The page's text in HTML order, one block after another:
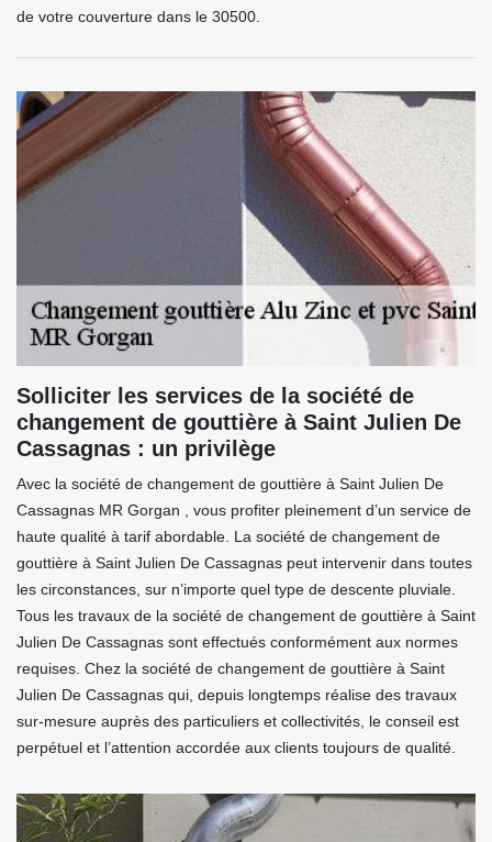
de votre couverture dans le 30500.
Solliciter les services de la société de
changement de gouttière à Saint Julien De
Cassagnas : un privilège
Avec la société de changement de gouttière à Saint Julien De
Cassagnas MR Gorgan , vous profiter pleinement d’un service de
haute qualité à tarif abordable. La société de changement de
gouttière à Saint Julien De Cassagnas peut intervenir dans toutes
les circonstances, sur n’importe quel type de descente pluviale.
Tous les travaux de la société de changement de gouttière à Saint
Julien De Cassagnas sont effectués conformément aux normes
requises. Chez la société de changement de gouttière à Saint
Julien De Cassagnas qui, depuis longtemps réalise des travaux
sur-mesure auprès des particuliers et collectivités, le conseil est
perpétuel et l’attention accordée aux clients toujours de qualité.